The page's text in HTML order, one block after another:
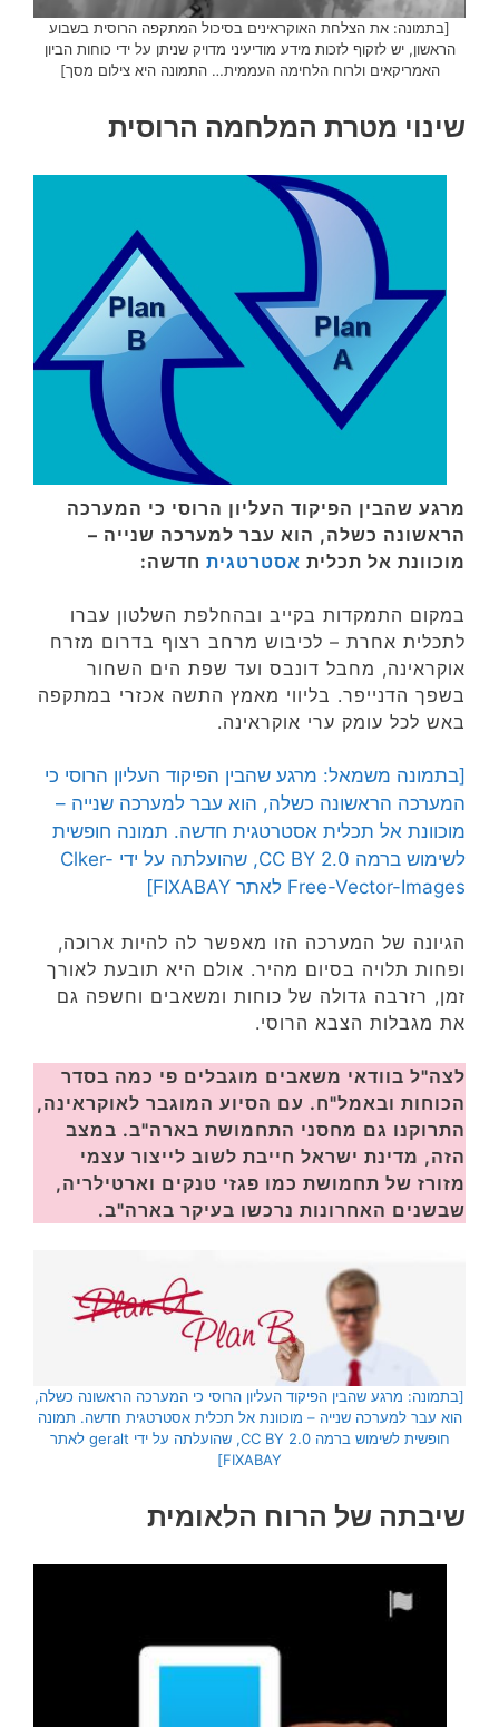
[בתמונה: את הצלחת האוקראינים בסיכול המתקפה הרוסית בשבוע
הראשון, יש לזקוף לזכות מידע מודיעיני מדויק שניתן על ידי כוחות הביון
האמריקאים ולרוח הלחימה העממית… התמונה היא צילום מסך]
שינוי מטרת המלחמה הרוסית
מרגע שהבין הפיקוד העליון הרוסי כי המערכה
הראשונה כשלה, הוא עבר למערכה שנייה –
מוכוונת אל תכלית אסטרטגית חדשה:
במקום התמקדות בקייב ובהחלפת השלטון עברו
לתכלית אחרת – לכיבוש מרחב רצוף בדרום מזרח
אוקראינה, מחבל דונבס ועד שפת הים השחור
בשפך הדנייפר. בליווי מאמץ התשה אכזרי במתקפה
באש לכל עומק ערי אוקראינה.
[בתמונה משמאל: מרגע שהבין הפיקוד העליון הרוסי כי
המערכה הראשונה כשלה, הוא עבר למערכה שנייה –
מוכוונת אל תכלית אסטרטגית חדשה. תמונה חופשית
לשימוש ברמה CC BY 2.0, שהועלתה על ידי Clker-
Free-Vector-Images לאתר FIXABAY]
הגיונה של המערכה הזו מאפשר לה להיות ארוכה,
ופחות תלויה בסיום מהיר. אולם היא תובעת לאורך
זמן, רזרבה גדולה של כוחות ומשאבים וחשפה גם
את מגבלות הצבא הרוסי.
לצה"ל בוודאי משאבים מוגבלים פי כמה בסדר
הכוחות ובאמל"ח. עם הסיוע המוגבר לאוקראינה,
התרוקנו גם מחסני התחמושת בארה"ב. במצב
הזה, מדינת ישראל חייבת לשוב לייצור עצמי
מזורז של תחמושת כמו פגזי טנקים וארטילריה,
שבשנים האחרונות נרכשו בעיקר בארה"ב.
[בתמונה: מרגע שהבין הפיקוד העליון הרוסי כי המערכה הראשונה כשלה,
הוא עבר למערכה שנייה – מוכוונת אל תכלית אסטרטגית חדשה. תמונה
חופשית לשימוש ברמה CC BY 2.0, שהועלתה על ידי geralt לאתר
FIXABAY]
שיבתה של הרוח הלאומית